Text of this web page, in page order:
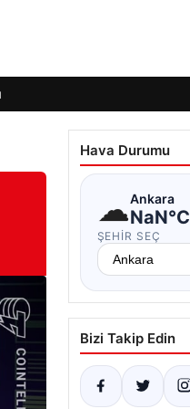
Hava Durumu
☁Ankara
NaN°C
ŞEHIR SEÇ
Bizi Takip Edin